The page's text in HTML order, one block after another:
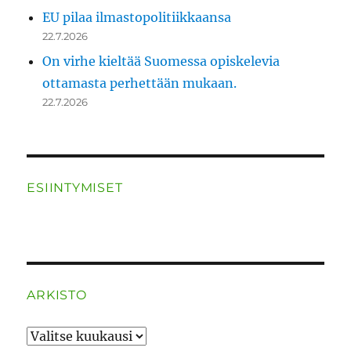
EU pilaa ilmastopolitiikkaansa
22.7.2026
On virhe kieltää Suomessa opiskelevia
ottamasta perhettään mukaan.
22.7.2026
ESIINTYMISET
ARKISTO
ARKISTO